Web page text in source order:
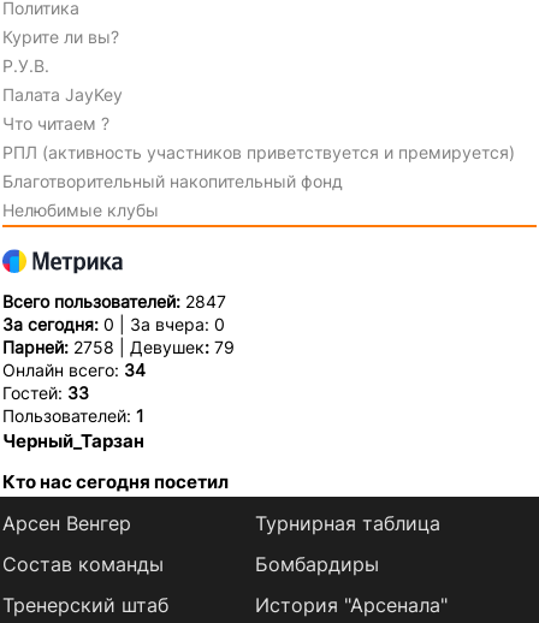
Политика
Курите ли вы?
Р.У.В.
Палата JayKey
Что читаем ?
РПЛ (активность участников приветствуется и премируется)
Благотворительный накопительный фонд
Нелюбимые клубы
Всего пользователей: 2847
За сегодня: 0 | За вчера: 0
Парней: 2758 | Девушек: 79
Онлайн всего: 34
Гостей: 33
Пользователей: 1
Черный_Тарзан
Кто нас сегодня посетил
Арсен Венгер
Состав команды
Тренерский штаб
Турнирная таблица
Бомбардиры
История "Арсенала"